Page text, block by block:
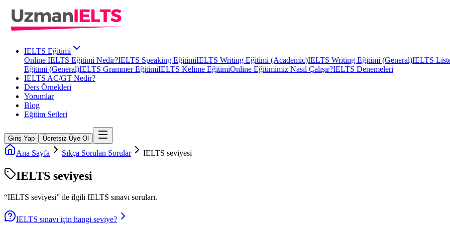
IELTS Eğitimi
Online IELTS Eğitimi Nedir?IELTS Speaking EğitimiIELTS Writing Eğitimi (Academic)IELTS Writing Eğitimi (General)IELTS
Eğitimi (General)IELTS Grammer EğitimiIELTS Kelime EğitimiOnline Eğitimimiz Nasıl Çalışır?IELTS Denemeleri
IELTS AC/GT Nedir?
Ders Örnekleri
Yorumlar
Blog
Eğitim Setleri
Giriş Yap Ücretsiz Üye Ol
Ana Sayfa Sıkça Sorulan Sorular IELTS seviyesi
IELTS seviyesi
“IELTS seviyesi” ile ilgili IELTS sınavı soruları.
IELTS sınavı için hangi seviye?